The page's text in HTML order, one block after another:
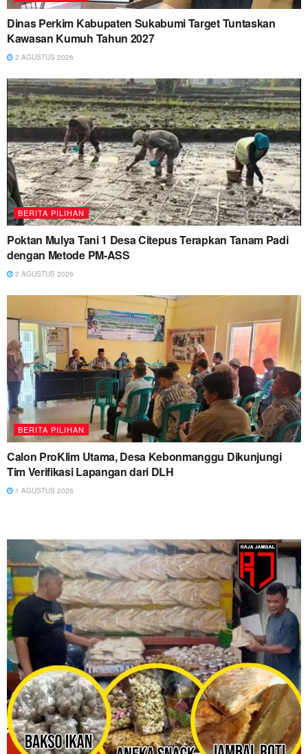
Dinas Perkim Kabupaten Sukabumi Target Tuntaskan
Kawasan Kumuh Tahun 2027
2 AGUSTUS 2026
BERITA PILIHAN
Poktan Mulya Tani 1 Desa Citepus Terapkan Tanam Padi
dengan Metode PM-ASS
2 AGUSTUS 2026
BERITA PILIHAN
Calon ProKlim Utama, Desa Kebonmanggu Dikunjungi
Tim Verifikasi Lapangan dari DLH
1 AGUSTUS 2026